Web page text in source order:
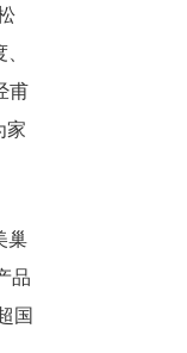
甫
家
巢
品
国